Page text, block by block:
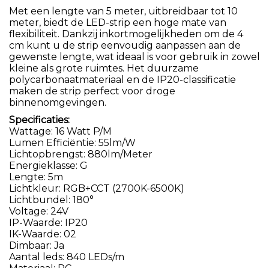
Met een lengte van 5 meter, uitbreidbaar tot 10
meter, biedt de LED-strip een hoge mate van
flexibiliteit. Dankzij inkortmogelijkheden om de 4
cm kunt u de strip eenvoudig aanpassen aan de
gewenste lengte, wat ideaal is voor gebruik in zowel
kleine als grote ruimtes. Het duurzame
polycarbonaatmateriaal en de IP20-classificatie
maken de strip perfect voor droge
binnenomgevingen.
Specificaties:
Wattage: 16 Watt P/M
Lumen Efficiëntie: 55lm/W
Lichtopbrengst: 880lm/Meter
Energieklasse: G
Lengte: 5m
Lichtkleur: RGB+CCT (2700K-6500K)
Lichtbundel: 180°
Voltage: 24V
IP-Waarde: IP20
IK-Waarde: 02
Dimbaar: Ja
Aantal leds: 840 LEDs/m